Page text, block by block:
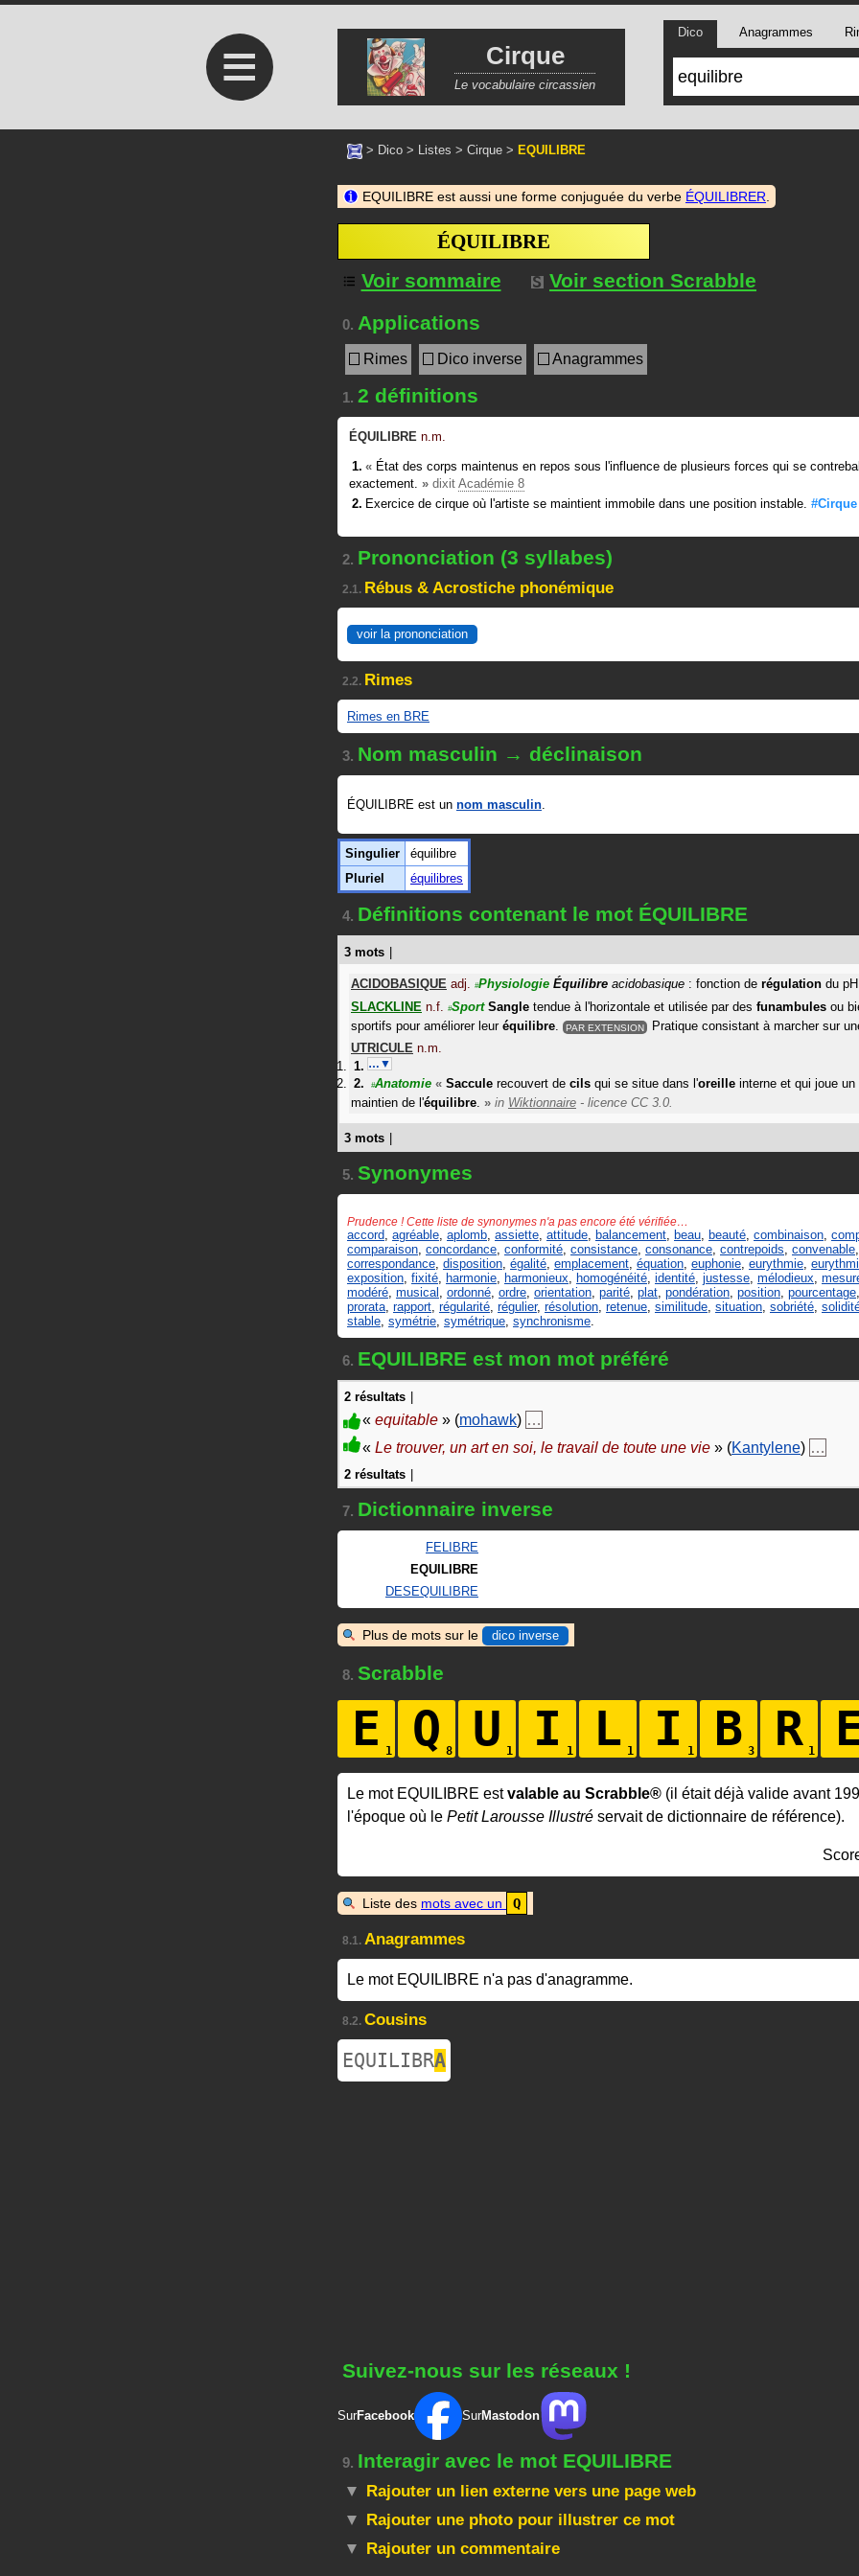
≡ Cirque
Le vocabulaire circassien
Dico Anagrammes
> Dico > Listes > Cirque > EQUILIBRE
EQUILIBRE est aussi une forme conjuguée du verbe ÉQUILIBRER
ÉQUILIBRE
Voir sommaire
Voir section Scrabble
0. Applications
Rimes Dico inverse Anagrammes
1. 2 définitions
ÉQUILIBRE n.m.
« État des corps maintenus en repos sous l'influence de plusieurs forces qui se
exactement. » dixit Académie 8
Exercice de cirque où l'artiste se maintient immobile dans une position instable. #Cirque
2. Prononciation (3 syllabes)
2.1. Rébus & Acrostiche phonémique
voir la prononciation
2.2. Rimes
Rimes en BRE
3. Nom masculin → déclinaison
ÉQUILIBRE est un nom masculin.
Singulier
équilibre
Pluriel
équilibres
4. Définitions contenant le mot ÉQUILIBRE
3 mots
ACIDOBASIQUE adj. #Physiologie Équilibre acidobasique : fonction de régulation du
SLACKLINE n.f. #Sport Sangle tendue à l'horizontale et utilisée par des funambules ou
sportifs pour améliorer leur équilibre. PAR EXTENSION
Pratique consistant à marcher sur
UTRICULE n.m.
…▼
#Anatomie « Saccule recouvert de cils qui se situe dans l'oreille interne et qui joue
maintien de l'équilibre. » in Wiktionnaire - licence CC 3.0.
3 mots
5. Synonymes
Prudence ! Cette liste de synonymes n'a pas encore été vérifiée…
accord agréable aplomb assiette attitude balancement beau beauté combinaison
comparaison concordance conformité consistance consonance contrepoids convenable
correspondance disposition égalité emplacement équation euphonie eurythmie
exposition fixité harmonie harmonieux homogénéité identité justesse mélodieux
modéré musical ordonné ordre orientation parité plat pondération position pourcentage
prorata rapport régularité régulier, résolution retenue similitude situation sobriété
stable symétrie symétrique synchronisme
6. EQUILIBRE est mon mot préféré
2 résultats |
« equitable » (mohawk) …
« Le trouver, un art en soi, le travail de toute une vie » (Kantylene) …
2 résultats |
7. Dictionnaire inverse
FELIBRE
EQUILIBRE
DESEQUILIBRE
Plus de mots sur le dico inverse
8. Scrabble
E Q U I L I B R
Le mot EQUILIBRE estvalable au Scrabble® (il était déjà valide avant
l'époque où le Petit Larousse Illustré servait de dictionnaire de référence).
Liste des mots avec un Q
8.1. Anagrammes
Le mot EQUILIBRE n'a pas d'anagramme.
8.2. Cousins
EQUILIBRA
Suivez-nous sur les réseaux !
SurFacebook SurMastodon
9. Interagir avec le mot EQUILIBRE
Rajouter un lien externe vers une page web
Rajouter une photo pour illustrer ce mot
Rajouter un commentaire